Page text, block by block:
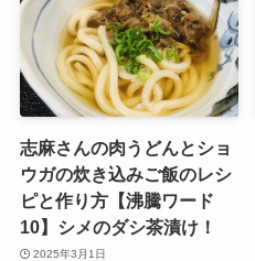
志麻さんの肉うどんとショ
ウガの炊き込みご飯のレシ
ピと作り方【沸騰ワード
10】シメのダシ茶漬け！
2025年3月1日